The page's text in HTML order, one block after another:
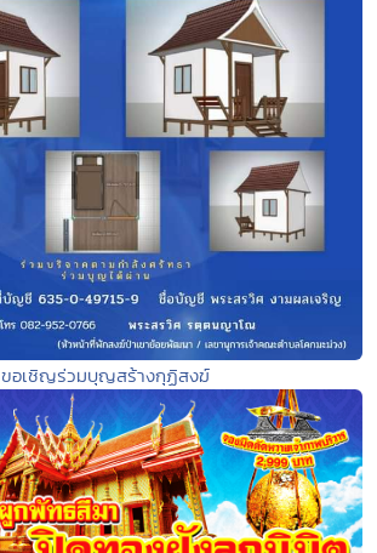
ขอเชิญร่วมบุญสร้างกุฏิสงฆ์